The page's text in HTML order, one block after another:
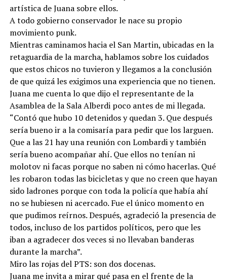
artística de Juana sobre ellos.
A todo gobierno conservador le nace su propio
movimiento punk.
Mientras caminamos hacia el San Martin, ubicadas en la
retaguardia de la marcha, hablamos sobre los cuidados
que estos chicos no tuvieron y llegamos a la conclusión
de que quizá les exigimos una experiencia que no tienen.
Juana me cuenta lo que dijo el representante de la
Asamblea de la Sala Alberdi poco antes de mi llegada.
“Contó que hubo 10 detenidos y quedan 3. Que después
sería bueno ir a la comisaría para pedir que los larguen.
Que a las 21 hay una reunión con Lombardi y también
sería bueno acompañar ahí. Que ellos no tenían ni
molotov ni facas porque no saben ni cómo hacerlas. Qué
les robaron todas las bicicletas y que no creen que hayan
sido ladrones porque con toda la policía que había ahí
no se hubiesen ni acercado. Fue el único momento en
que pudimos reírnos. Después, agradeció la presencia de
todos, incluso de los partidos políticos, pero que les
iban a agradecer dos veces si no llevaban banderas
durante la marcha”.
Miro las rojas del PTS: son dos docenas.
Juana me invita a mirar qué pasa en el frente de la